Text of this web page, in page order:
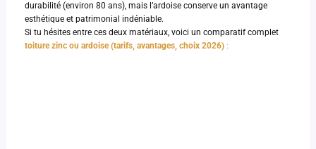
durabilité (environ 80 ans), mais l’ardoise conserve un avantage
esthétique et patrimonial indéniable.
Si tu hésites entre ces deux matériaux, voici un comparatif complet
toiture zinc ou ardoise (tarifs, avantages, choix 2026) :